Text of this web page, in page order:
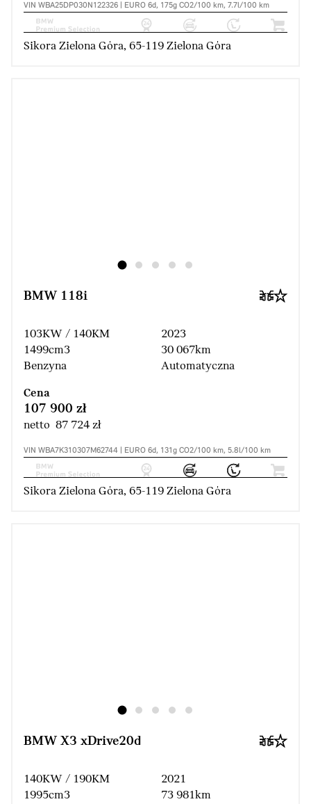
VIN WBA25DP030N122326 | EURO 6d, 175g CO2/100 km, 7.7l/100 km
Sikora Zielona Góra, 65-119 Zielona Góra
BMW 118i
103KW / 140KM
1499cm3
Benzyna
2023
30 067km
Automatyczna
Cena
107 900 zł
netto 87 724 zł
VIN WBA7K310307M62744 | EURO 6d, 131g CO2/100 km, 5.8l/100 km
Sikora Zielona Góra, 65-119 Zielona Góra
BMW X3 xDrive20d
140KW / 190KM
1995cm3
2021
73 981km